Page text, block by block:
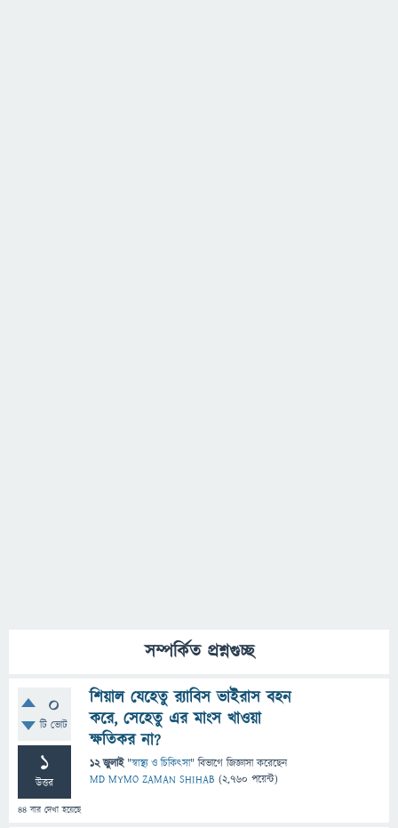
সম্পর্কিত প্রশ্নগুচ্ছ
0
টি ভোট
1
উত্তর
44 বার দেখা হয়েছে
শিয়াল যেহেতু র‍্যাবিস ভাইরাস বহন
করে, সেহেতু এর মাংস খাওয়া
ক্ষতিকর না?
12 জুলাই "স্বাস্থ্য ও চিকিৎসা" বিভাগে জিজ্ঞাসাকরেছেন
MD MYMO ZAMAN SHIHAB (2,760 পয়েন্ট)